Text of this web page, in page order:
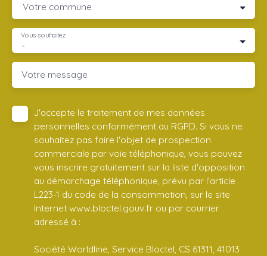
Votre commune
-
Vous souhaitez
Votre message
J'accepte le traitement de mes données
personnelles conformément au RGPD. Si vous ne
souhaitez pas faire l'objet de prospection
commerciale par voie téléphonique, vous pouvez
vous inscrire gratuitement sur la liste d'opposition
au démarchage téléphonique, prévu par l'article
L223-1 du code de la consommation, sur le site
Internet www.bloctel.gouv.fr ou par courrier
adressé à :
Société Worldline, Service Bloctel, CS 61311, 41013